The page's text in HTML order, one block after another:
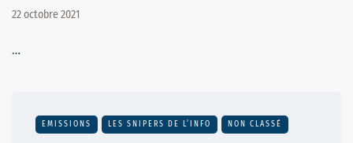
22 octobre 2021
…
EMISSIONS LES SNIPERS DE L’INFO NON CLASSÉ